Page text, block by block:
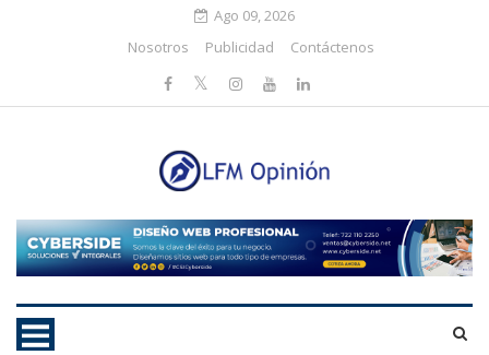
Ago 09, 2026
Nosotros
Publicidad Contáctenos